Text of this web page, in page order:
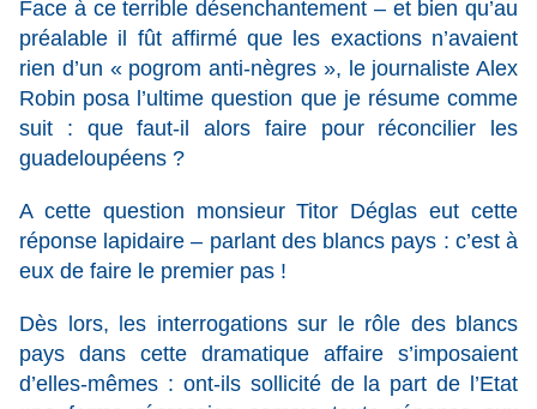
Face à ce terrible désenchantement – et bien qu’au
préalable il fût affirmé que les exactions n’avaient
rien d’un « pogrom anti-nègres », le journaliste Alex
Robin posa l’ultime question que je résume comme
suit : que faut-il alors faire pour réconcilier les
guadeloupéens ?
A cette question monsieur Titor Déglas eut cette
réponse lapidaire – parlant des blancs pays : c’est à
eux de faire le premier pas !
Dès lors, les interrogations sur le rôle des blancs
pays dans cette dramatique affaire s’imposaient
d’elles-mêmes : ont-ils sollicité de la part de l’Etat